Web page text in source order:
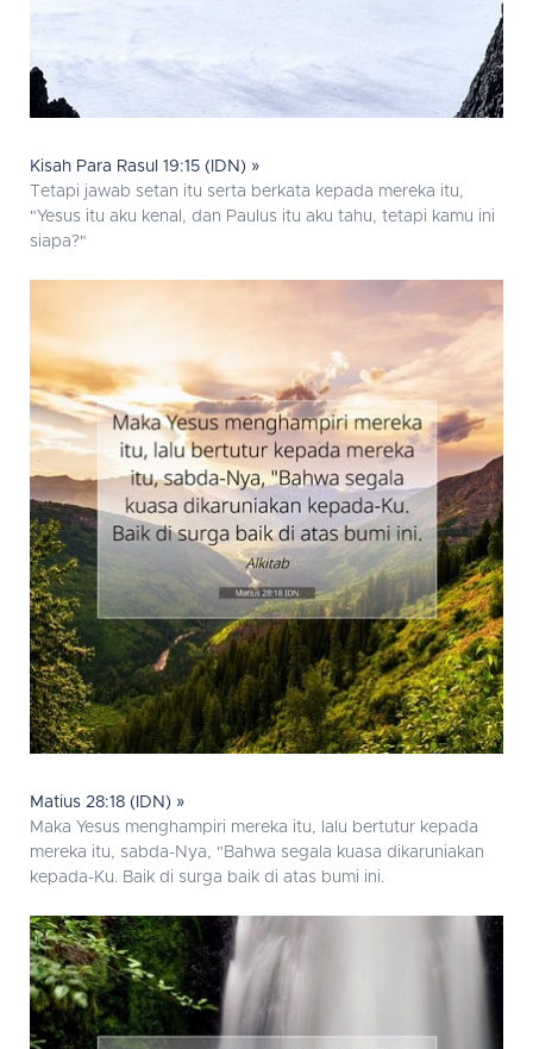
Kisah Para Rasul 19:15 (IDN) »
Tetapi jawab setan itu serta berkata kepada mereka itu,
"Yesus itu aku kenal, dan Paulus itu aku tahu, tetapi kamu ini
siapa?"
Matius 28:18 (IDN) »
Maka Yesus menghampiri mereka itu, lalu bertutur kepada
mereka itu, sabda-Nya, "Bahwa segala kuasa dikaruniakan
kepada-Ku. Baik di surga baik di atas bumi ini.